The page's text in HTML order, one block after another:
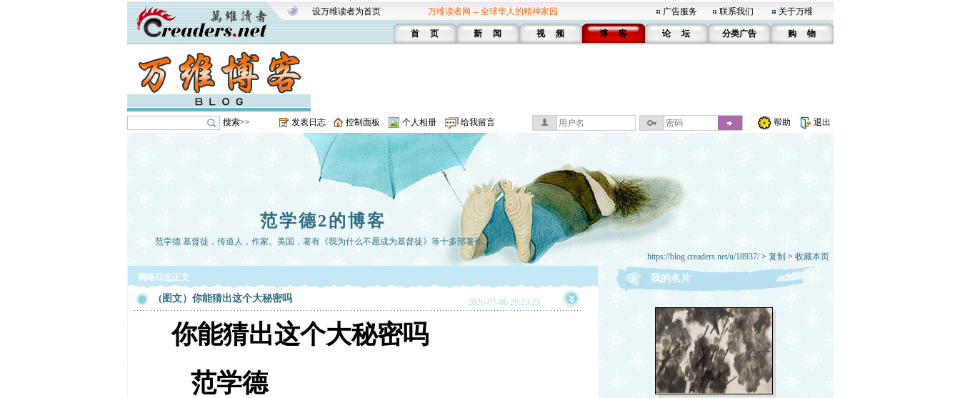
设万维读者为首页 万维读者网 -- 全球华人的精神家园 广告服务 联系我们 关于万维
首 页 新 闻 视 频 博 客 论 坛 分类广告 购 物
搜索>> 发表日志 控制面板 个人相册 给我留言 帮助 退出
范学德2的博客
范学德 基督徒，传道人，作家。美国，著有《我为什么不愿成为基督徒》等十多部著作。
https://blog.creaders.net/u/18937/> 复制 > 收藏本页
网络日志正文
(图文）你能猜出这个大秘密吗 2026-07-06 20:23:23
你能猜出这个大秘密吗
范学德
我的名片